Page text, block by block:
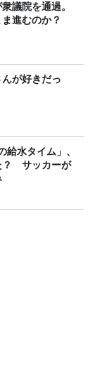
議院を通過。
進むのか？
が好きだっ
給水タイム」、
？ サッカーが